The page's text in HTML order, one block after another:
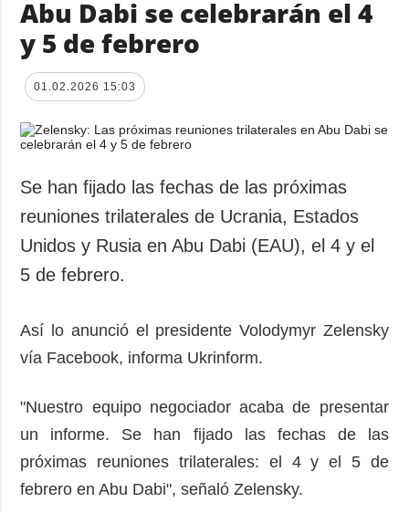
Abu Dabi se celebrarán el 4
y 5 de febrero
01.02.2026 15:03
Se han fijado las fechas de las próximas
reuniones trilaterales de Ucrania, Estados
Unidos y Rusia en Abu Dabi (EAU), el 4 y el
5 de febrero.
Así lo anunció el presidente Volodymyr Zelensky
vía Facebook, informa Ukrinform.
"Nuestro equipo negociador acaba de presentar
un informe. Se han fijado las fechas de las
próximas reuniones trilaterales: el 4 y el 5 de
febrero en Abu Dabi", señaló Zelensky.